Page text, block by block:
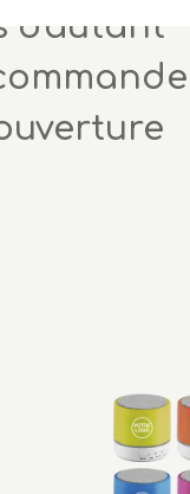
d'autant